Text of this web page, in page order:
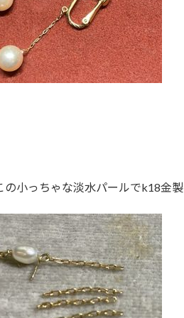
の小っちゃな淡水パールでk18金